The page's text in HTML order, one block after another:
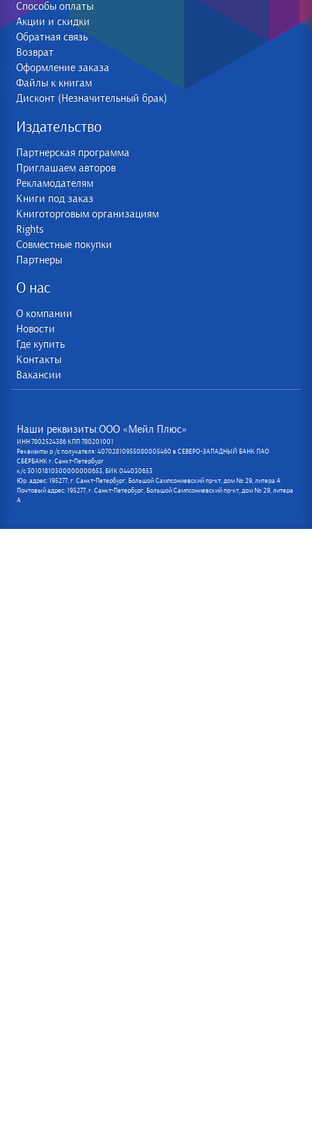
Способы оплаты
Акции и скидки
Обратная связь
Возврат
Оформление заказа
Файлы к книгам
Дисконт (Незначительный брак)
Издательство
Партнерская программа
Приглашаем авторов
Рекламодателям
Книги под заказ
Книготорговым организациям
Rights
Совместные покупки
Партнеры
О нас
О компании
Новости
Где купить
Контакты
Вакансии
Наши реквизиты:ООО «Мейл Плюс»
ИНН 7802524386 КПП 780201001
Реквизиты р /с получателя: 40702810955080005460 в СЕВЕРО-ЗАПАДНЫЙ БАНК ПАО
СБЕРБАНК г. Санкт-Петербург
к/с 30101810500000000653, БИК 044030653
Юр. адрес: 195277, г. Санкт-Петербург, Большой Сампсониевский пр-кт, дом № 29, литера А
Почтовый адрес: 195277, г. Санкт-Петербург, Большой Сампсониевский пр-кт, дом № 29, литера
А